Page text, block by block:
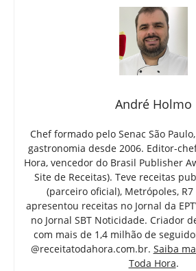
André Holmo
Chef formado pelo Senac São
gastronomia desde 2006. Editor-
Hora, vencedor do Brasil Publisher
Site de Receitas). Teve receitas
(parceiro oficial), Metrópoles, R7
apresentou receitas no Jornal da
no Jornal SBT Noticidade. Criador
com mais de 1,4 milhão de
@receitatodahora.com.br. Saiba
Toda Hora.